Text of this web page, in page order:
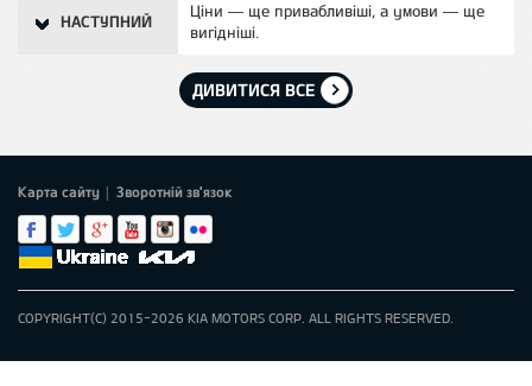
НАСТУПНИЙ
Ціни — ще привабливіші, а умови — ще
вигідніші.
ДИВИТИСЯ ВСЕ
Карта сайту | Зворотній зв'язок
COPYRIGHT(C) 2015-2026 KIA MOTORS CORP. ALL RIGHTS RESERVED.